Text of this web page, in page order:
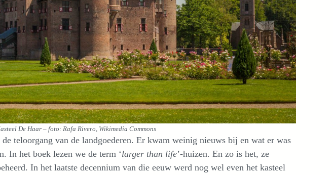
De Haar – foto: Rafa Rivero, Wikimedia Commons
de teloorgang van de landgoederen. Er kwam weinig nieuws bij en wat er was
In het boek lezen we de term ‘larger than life’-huizen. En zo is het, ze
In het laatste decennium van die eeuw werd nog wel even het kasteel